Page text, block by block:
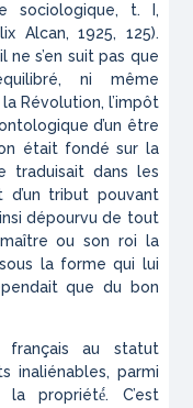
sociologique, t. I,
Alcan, 1925, 125).
ne s’en suit pas que
ni même
Révolution, l’impôt
d’un être
était fondé sur la
traduisait dans les
tribut pouvant
dépourvu de tout
ou son roi la
la forme qui lui
que du bon
au statut
inaliénables, parmi
propriété́. C’est